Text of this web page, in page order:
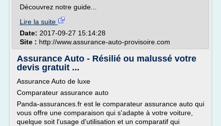
Découvrez notre guide...
Lire la suite
Date: 2017-09-27 15:14:28
Site : http://www.assurance-auto-provisoire.com
Assurance Auto - Résilié ou malussé votre
devis gratuit ...
Assurance Auto de luxe
Comparateur assurance auto
Panda-assurances.fr est le comparateur assurance auto qui
vous offre une comparaison qui s'adapte à votre voiture,
quelque soit l'usage d'utilisation et un comparatif qui